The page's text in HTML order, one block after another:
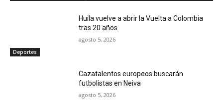
Deportes
Huila vuelve a abrir la Vuelta a Colombia
tras 20 años
agosto 5, 2026
Cazatalentos europeos buscarán
futbolistas en Neiva
agosto 5, 2026